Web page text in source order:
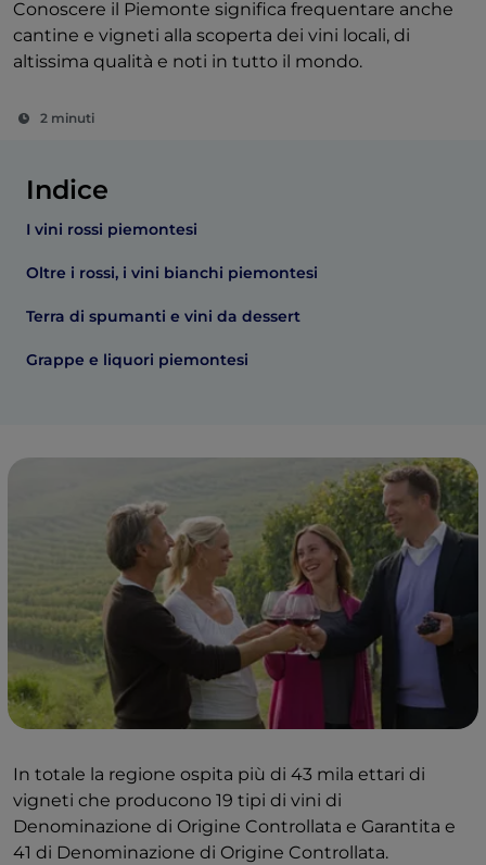
Conoscere il Piemonte significa frequentare anche
cantine e vigneti alla scoperta dei vini locali, di
altissima qualità e noti in tutto il mondo.
2 minuti
Indice
I vini rossi piemontesi
Oltre i rossi, i vini bianchi piemontesi
Terra di spumanti e vini da dessert
Grappe e liquori piemontesi
In totale la regione ospita più di 43 mila ettari di
vigneti che producono 19 tipi di vini di
Denominazione di Origine Controllata e Garantita e
41 di Denominazione di Origine Controllata.